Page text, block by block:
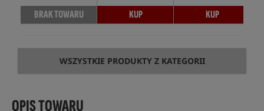
BRAK TOWARU KUP KUP
WSZYSTKIE PRODUKTY Z KATEGORII
OPIS TOWARU